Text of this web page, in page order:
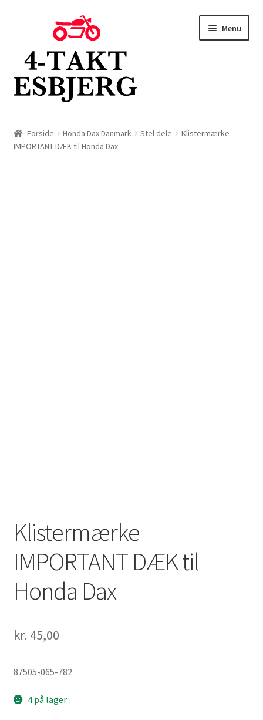
navigation
indhold
Menu
Butik
Forside Honda Dax Danmark Stel dele
Klistermærke
IMPORTANT DÆK til Honda Dax
Klistermærke
IMPORTANT DÆK til
Honda Dax
kr. 45,00
87505-065-782
4 på lager